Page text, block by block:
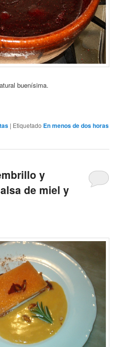
buenísima.
| Etiquetado En menos de dos horas
y
de miel y